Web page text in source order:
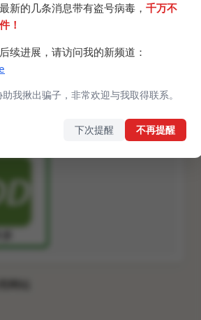
新的几条消息带有盗号病毒， 千万不
！
续进展，请访问我的新频道：
我揪出骗子，非常欢迎与我取得联系。
下次提醒 不再提醒